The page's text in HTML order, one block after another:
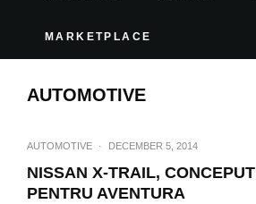
MARKETPLACE
AUTOMOTIVE
AUTOMOTIVE · DECEMBER 5, 2014
NISSAN X-TRAIL, CONCEPUT
PENTRU AVENTURA